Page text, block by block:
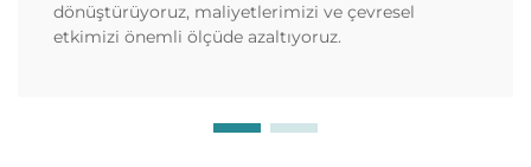
dönüştürüyoruz, maliyetlerimizi ve çevresel
etkimizi önemli ölçüde azaltıyoruz.